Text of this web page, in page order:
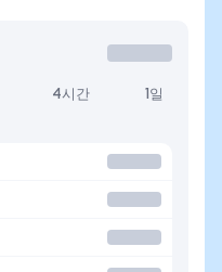
4시간 1일